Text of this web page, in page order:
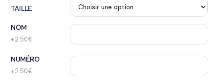
TAILLE
NOM
+2.50€
NUMÉRO
+2.50€